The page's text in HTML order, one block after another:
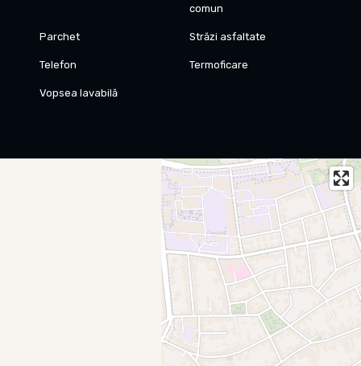
comun
Parchet Străzi asfaltate
Telefon Termoficare
Vopsea lavabilă